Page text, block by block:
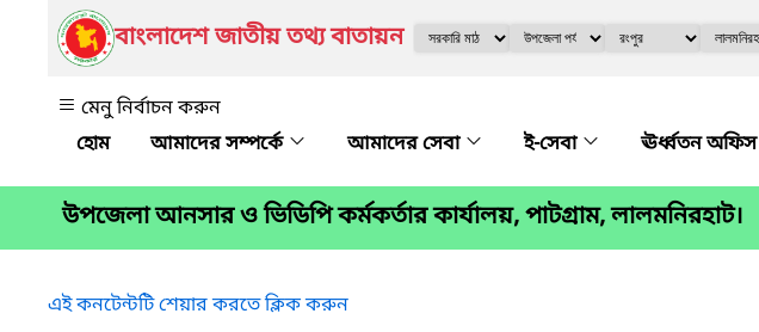
বাংলাদেশ জাতীয় তথ্য বাতায়ন
মেনু নির্বাচন করুন
আমাদের সম্পর্কে
আমাদের সেবা ই-সেবা ঊর্ধ্বতন অফিস
উপজেলা আনসার ও ভিডিপি কর্মকর্তার কার্যালয়, পাটগ্রাম, লালমনিরহাট।
এই কনটেন্টটি শেয়ার করতে ক্লিক করুন